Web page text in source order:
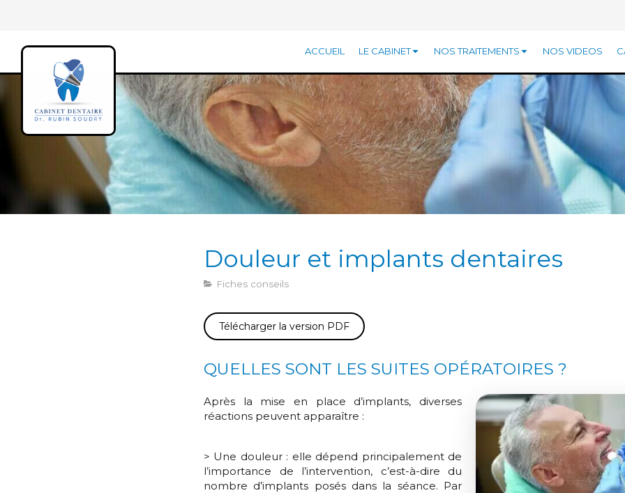
ACCUEIL LE CABINET NOS TRAITEMENTS NOS VIDEOS
Douleur et implants dentaires
Fiches conseils
Télécharger la version PDF
QUELLES SONT LES SUITES OPÉRATOIRES ?
Après la mise en place d’implants, diverses
réactions peuvent apparaître :
> Une douleur : elle dépend principalement de
l’importance de l’intervention, c’est-à-dire du
nombre d’implants posés dans la séance. Par